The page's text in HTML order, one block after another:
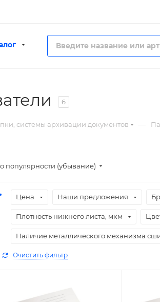
6
системы архивации документов —
популярности (убывание)
Цена Наши предложения
Плотность нижнего листа, мкм
Наличие металлического механизма
Очистить фильтр